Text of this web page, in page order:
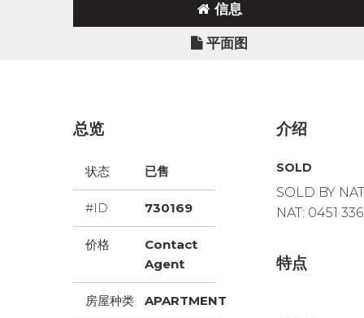
信息
平面图
总览
状态 已售
#ID 730169
价格
Contact
Agent
房屋种类 APARTMENT
介绍
SOLD
SOLD BY
NAT: 0451
特点